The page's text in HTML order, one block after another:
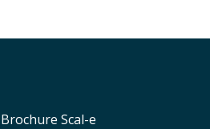
Brochure Scal-e